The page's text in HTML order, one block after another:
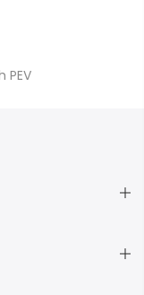
PEV